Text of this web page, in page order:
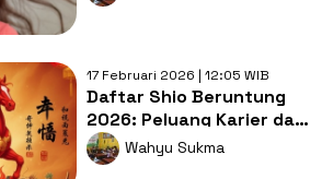
17 Februari 2026 | 12:05 WIB
Daftar Shio Beruntung
2026: Peluang Karier dan
Keuangan Melejit
Wahyu Sukma